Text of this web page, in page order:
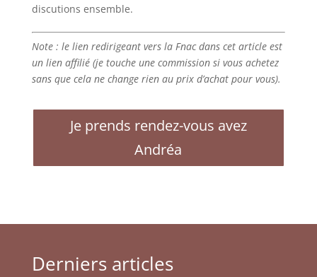
discutions ensemble.
Note : le lien redirigeant vers la Fnac dans cet article est
un lien affilié (je touche une commission si vous achetez
sans que cela ne change rien au prix d’achat pour vous).
Je prends rendez-vous avez
Andréa
Derniers articles